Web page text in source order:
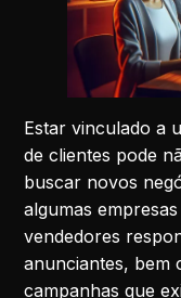
Estar vinculado a
de clientes pode
buscar novos
algumas
vendedores
anunciantes, bem
campanhas que